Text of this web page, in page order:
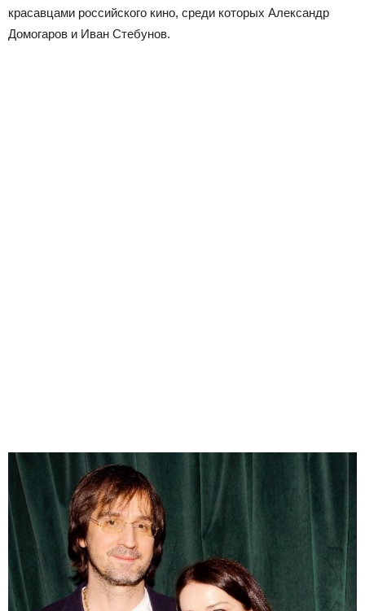
красавцами российского кино, среди которых Александр
Домогаров и Иван Стебунов.